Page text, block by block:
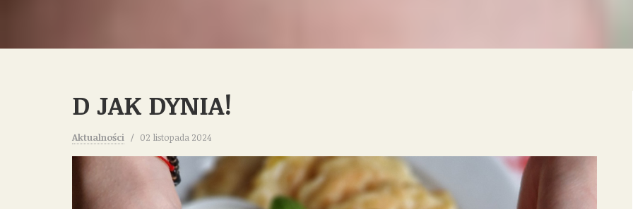
D JAK DYNIA!
Aktualności 02 listopada 2024